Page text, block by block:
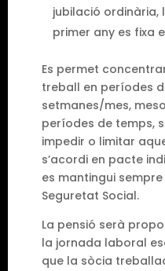
jubilació ordinària,
primer any es fixa
Es permet
treball en períodes
setmanes/mes,
períodes de temps,
impedir o limitar
s’acordi en pacte
es mantingui
Seguretat Social.
La pensió serà
la jornada laboral
que la sòcia